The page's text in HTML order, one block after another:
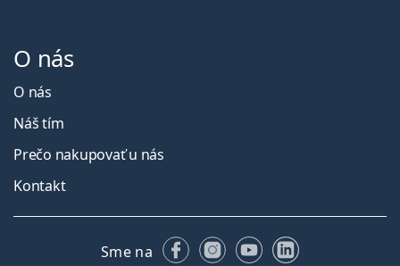
O nás
O nás
Náš tím
Prečo nakupovať u nás
Kontakt
Sme na FacebookuInstagrame
YouTubeLinkedIn